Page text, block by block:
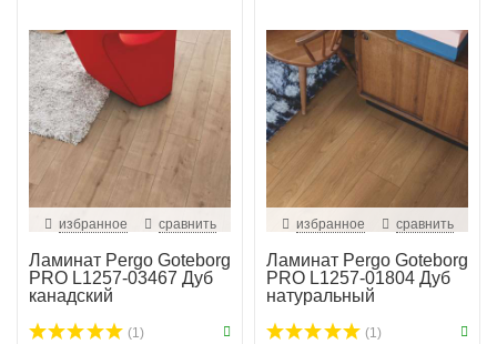
избранное сравнить
Ламинат Pergo Goteborg
PRO L1257-03467 Дуб
канадский
(1)
избранное сравнить
Ламинат Pergo Goteborg
PRO L1257-01804 Дуб
натуральный
(1)